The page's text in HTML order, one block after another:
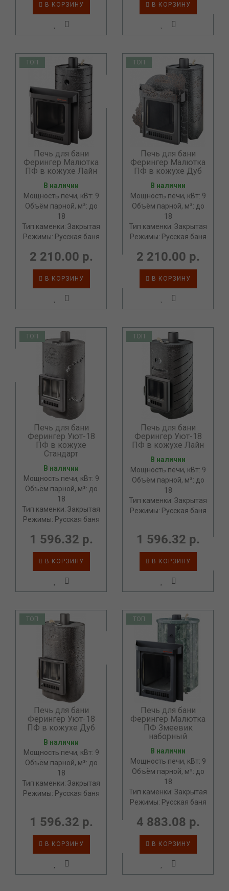
В КОРЗИНУ В КОРЗИНУ
ТОП
Печь для бани
Ферингер Малютка
ПФ в кожухе Лайн
В наличии
Мощность печи, кВт: 9
Объём парной, м³: до
18
Тип каменки: Закрытая
Режимы: Русская баня
2 210.00 р.
В КОРЗИНУ
ТОП
Печь для бани
Ферингер Малютка
ПФ в кожухе Дуб
В наличии
Мощность печи, кВт: 9
Объём парной, м³: до
18
Тип каменки: Закрытая
Режимы: Русская баня
2 210.00 р.
В КОРЗИНУ
ТОП
Печь для бани
Ферингер Уют-18
ПФ в кожухе
Стандарт
В наличии
Мощность печи, кВт: 9
Объём парной, м³: до
18
Тип каменки: Закрытая
Режимы: Русская баня
1 596.32 р.
В КОРЗИНУ
ТОП
Печь для бани
Ферингер Уют-18
ПФ в кожухе Лайн
В наличии
Мощность печи, кВт: 9
Объём парной, м³: до
18
Тип каменки: Закрытая
Режимы: Русская баня
1 596.32 р.
В КОРЗИНУ
ТОП
Печь для бани
Ферингер Уют-18
ПФ в кожухе Дуб
В наличии
Мощность печи, кВт: 9
Объём парной, м³: до
18
Тип каменки: Закрытая
Режимы: Русская баня
1 596.32 р.
В КОРЗИНУ
ТОП
Печь для бани
Ферингер Малютка
ПФ Змеевик
наборный
В наличии
Мощность печи, кВт: 9
Объём парной, м³: до
18
Тип каменки: Закрытая
Режимы: Русская баня
4 883.08 р.
В КОРЗИНУ